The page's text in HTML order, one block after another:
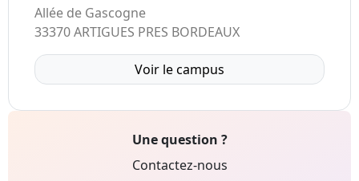
Allée de Gascogne
33370 ARTIGUES PRES BORDEAUX
Voir le campus
Une question ?
Contactez-nous